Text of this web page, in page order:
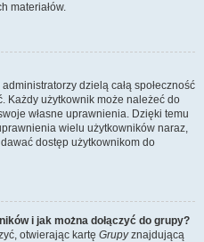
materiałów.
dzielą całą społeczność
Każdy użytkownik może należeć do
własne uprawnienia. Dzięki temu
wielu użytkowników naraz,
dostęp użytkownikom do
i jak można dołączyć do grupy?
otwierając kartę Grupyznajdującą